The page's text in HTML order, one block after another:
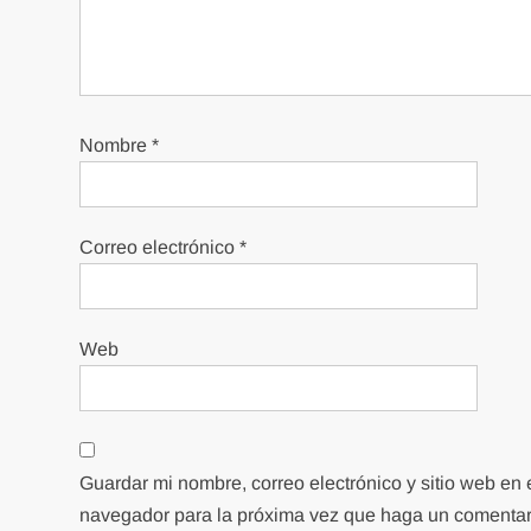
Nombre*
Correo electrónico*
Web
Guardar mi nombre, correo electrónico y sitio web en
navegador para la próxima vez que haga un